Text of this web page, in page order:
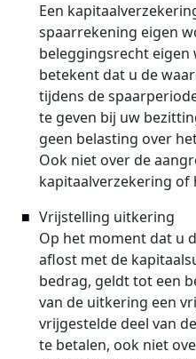
Een
spaarrekening eigen
beleggingsrecht eigen
betekent dat u de
tijdens de
te geven bij uw
geen belasting over
Ook niet over de
kapitaalverzekering of
Vrijstelling uitkering
Op het moment dat u
aflost met de
bedrag, geldt tot een
van de uitkering een
vrijgestelde deel van
te betalen, ook niet